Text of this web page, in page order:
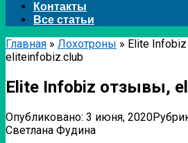
Контакты
Все статьи
Главная » Лохотроны » Elite
eliteinfobiz.club
Elite Infobiz отзывы,
Опубликовано: 3 июня, 2020
Светлана Фудина